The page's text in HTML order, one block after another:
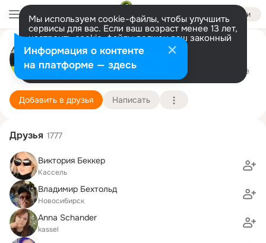
Войти
Мы используем cookie-файлы, чтобы улучшить
сервисы для вас. Если ваш возраст менее 13 лет,
настроить cookie-файлы должен ваш законный
представитель. Больше информации
Разрешить все Настроить
VAST Catering Partyservice
Хессиш-Лихтенау 11 апреля Подробнее
Добавить в друзья Написать
Друзья 1777
Виктория Беккер
Кассель
Владимир Бехтольд
Новосибирск
Anna Schander
kassel
Информация о контенте
на платформе — здесь